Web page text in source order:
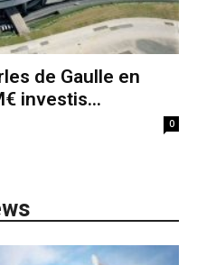
de Gaulle en
investis...
0